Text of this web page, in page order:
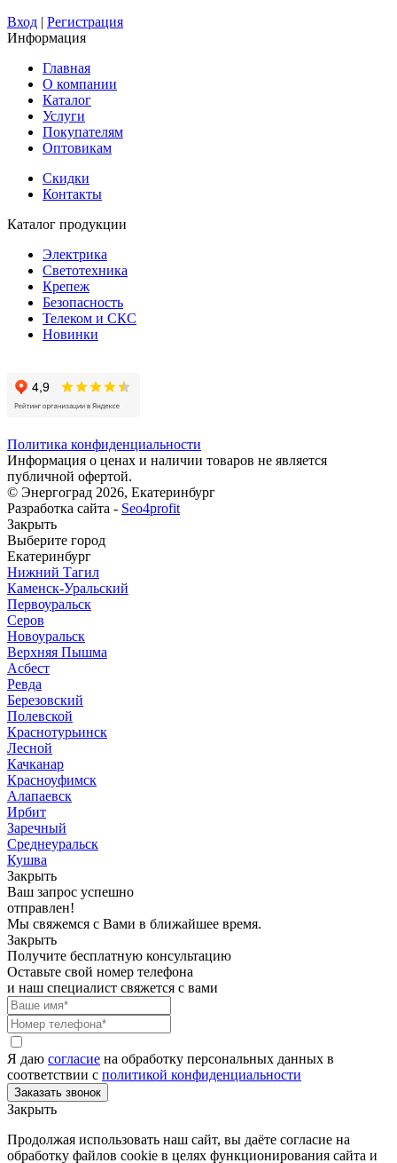
Вход | Регистрация
Информация
Главная
О компании
Каталог
Услуги
Покупателям
Оптовикам
Скидки
Контакты
Каталог продукции
Электрика
Светотехника
Крепеж
Безопасность
Телеком и СКС
Новинки
Политика конфиденциальности
Информация о ценах и наличии товаров не является
публичной офертой.
© Энергоград 2026, Екатеринбург
Разработка сайта - Seo4profit
Закрыть
Выберите город
Екатеринбург
Нижний Тагил
Каменск-Уральский
Первоуральск
Серов
Новоуральск
Верхняя Пышма
Асбест
Ревда
Березовский
Полевской
Краснотурьинск
Лесной
Качканар
Красноуфимск
Алапаевск
Ирбит
Заречный
Среднеуральск
Кушва
Закрыть
Ваш запрос успешно
отправлен!
Мы свяжемся с Вами в ближайшее время.
Закрыть
Получите бесплатную консультацию
Оставьте свой номер телефона
и наш специалист свяжется с вами
Я даю согласие на обработку персональных данных в
соответствии с политикой конфиденциальности
Закрыть
Продолжая использовать наш сайт, вы даёте согласие на
обработку файлов cookie в целях функционирования сайта и